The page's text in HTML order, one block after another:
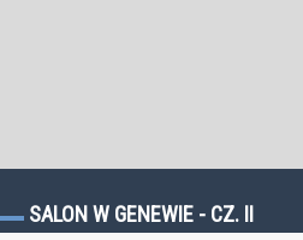
SALON W GENEWIE - CZ. II